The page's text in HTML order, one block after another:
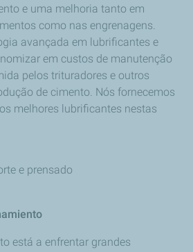
e uma melhoria tanto em
como nas engrenagens.
avançada em lubrificantes e
em custos de manutenção
pelos trituradores e outros
de cimento. Nós fornecemos
melhores lubrificantes nestas
e prensado
está a enfrentar grandes